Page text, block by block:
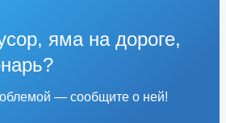
яма на дороге,
— сообщите о ней!